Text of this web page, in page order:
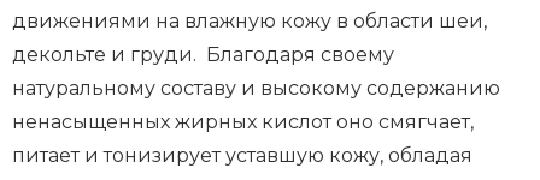
движениями на влажную кожу в области шеи,
декольте и груди. Благодаря своему
натуральному составу и высокому содержанию
ненасыщенных жирных кислот оно смягчает,
питает и тонизирует уставшую кожу, обладая